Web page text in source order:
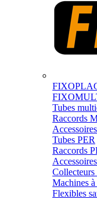
Tubes
Raccords
Tubes PER
Raccords
Collecteurs
Machines
Flexibles